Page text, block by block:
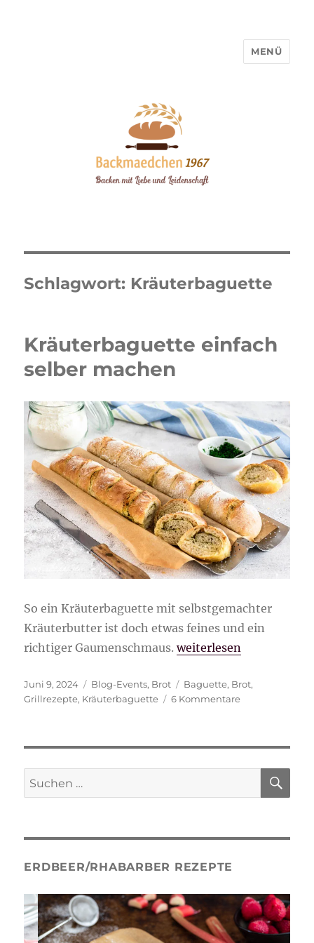
MENÜ
Schlagwort: Kräuterbaguette
Kräuterbaguette einfach
selber machen
So ein Kräuterbaguette mit selbstgemachter
Kräuterbutter ist doch etwas feines und ein
richtiger Gaumenschmaus.„Kräuterbaguette
weiterlesen
Veröffentlicht
am
Juni 9, 2024 Kategorien
Blog-Events, Brot Schlagwörter
Baguette, Brot,
Grillrezepte, Kräuterbaguette 6 Kommentarezu
Suche
nach:
ERDBEER/RHABARBER REZEPTE